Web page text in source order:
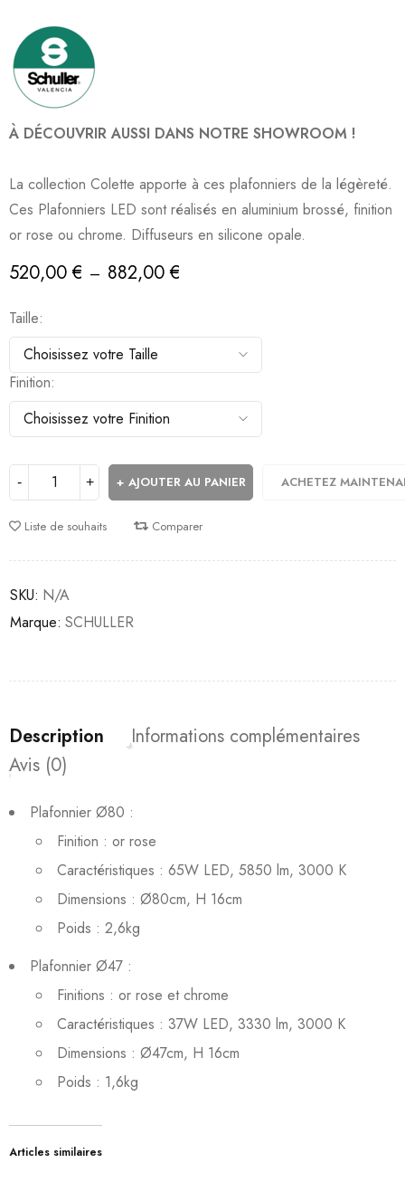
À DÉCOUVRIR AUSSI DANS NOTRE SHOWROOM !
La collection Colette apporte à ces plafonniers de la légèreté.
Ces Plafonniers LED sont réalisés en aluminium brossé, finition
or rose ou chrome. Diffuseurs en silicone opale.
520,00€ – 882,00€
Taille
Finition
AJOUTER AU PANIER ACHETEZ
Liste de souhaits Comparer
SKU: N/A
Marque: SCHULLER
Description
Informations complémentaires
Avis (0)
Plafonnier Ø80 :
Finition : or rose
Caractéristiques : 65W LED, 5850 lm, 3000 K
Dimensions : Ø80cm, H 16cm
Poids : 2,6kg
Plafonnier Ø47 :
Finitions : or rose et chrome
Caractéristiques : 37W LED, 3330 lm, 3000 K
Dimensions : Ø47cm, H 16cm
Poids : 1,6kg
Articles similaires